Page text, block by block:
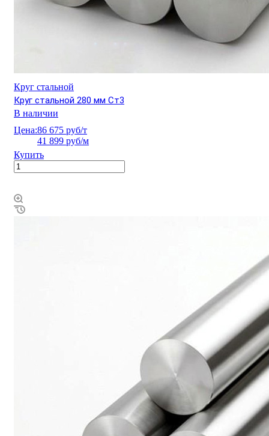
Круг стальной
Круг стальной 280 мм Ст3
В наличии
Цена:86 675 руб/т
41 899 руб/м
Купить